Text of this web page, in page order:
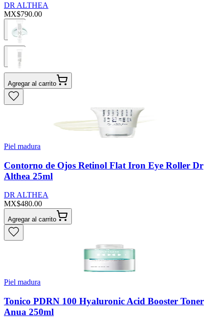
DR ALTHEA
MX$790.00
Agregar al carrito
Piel madura
Contorno de Ojos Retinol Flat Iron Eye Roller Dr
Althea 25ml
DR ALTHEA
MX$480.00
Agregar al carrito
Piel madura
Tonico PDRN 100 Hyaluronic Acid Booster Toner
Anua 250ml